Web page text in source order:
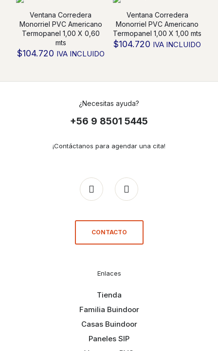
Ventana Corredera
Monorriel PVC Americano
Termopanel 1,00 X 0,60
mts
$104.720 IVA INCLUIDO
Ventana Corredera
Monorriel PVC Americano
Termopanel 1,00 X 1,00 mts
$104.720 IVA INCLUIDO
¿Necesitas ayuda?
+56 9 8501 5445
¡Contáctanos para agendar una cita!
CONTACTO
Enlaces
Tienda
Familia Buindoor
Casas Buindoor
Paneles SIP